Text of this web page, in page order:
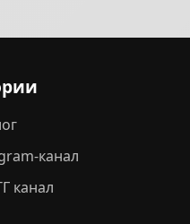
канал
канал